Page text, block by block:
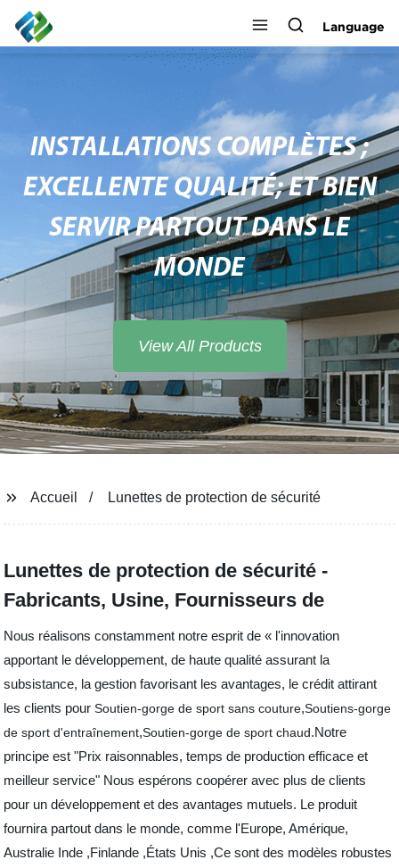
Language
INSTALLATIONS COMPLÈTES ;
EXCELLENTE QUALITÉ; ET BIEN
SERVIR PARTOUT DANS LE
MONDE
View All Products
Accueil Lunettes de protection de sécurité
Lunettes de protection de sécurité -
Fabricants, Usine, Fournisseurs de
Nous réalisons constamment notre esprit de « l'innovation
apportant le développement, de haute qualité assurant la
subsistance, la gestion favorisant les avantages, le crédit attirant
les clients pourSoutien-gorge de sport sans couture,Soutiens-gorge
de sport d'entraînement,Soutien-gorge de sport chaud.Notre
principe est "Prix raisonnables, temps de production efficace et
meilleur service" Nous espérons coopérer avec plus de clients
pour un développement et des avantages mutuels. Le produit
fournira partout dans le monde, comme l'Europe, Amérique,
Australie Inde ,Finlande ,États Unis ,Ce sont des modèles robustes